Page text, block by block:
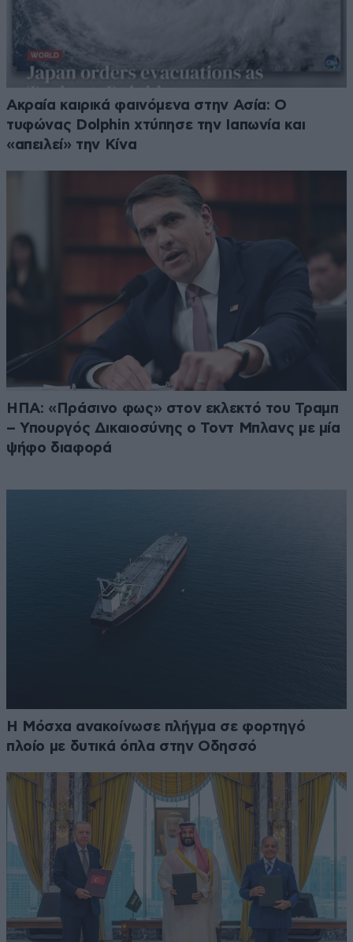
Ακραία καιρικά φαινόμενα στην Ασία: Ο
τυφώνας Dolphin χτύπησε την Ιαπωνία και
«απειλεί» την Κίνα
ΗΠΑ: «Πράσινο φως» στον εκλεκτό του Τραμπ
– Υπουργός Δικαιοσύνης ο Τοντ Μπλανς με μία
ψήφο διαφορά
Η Μόσχα ανακοίνωσε πλήγμα σε φορτηγό
πλοίο με δυτικά όπλα στην Οδησσό